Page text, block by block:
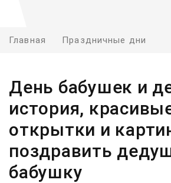
Главная Праздничные дни
День бабушек и
история,
открытки и
поздравить
бабушку